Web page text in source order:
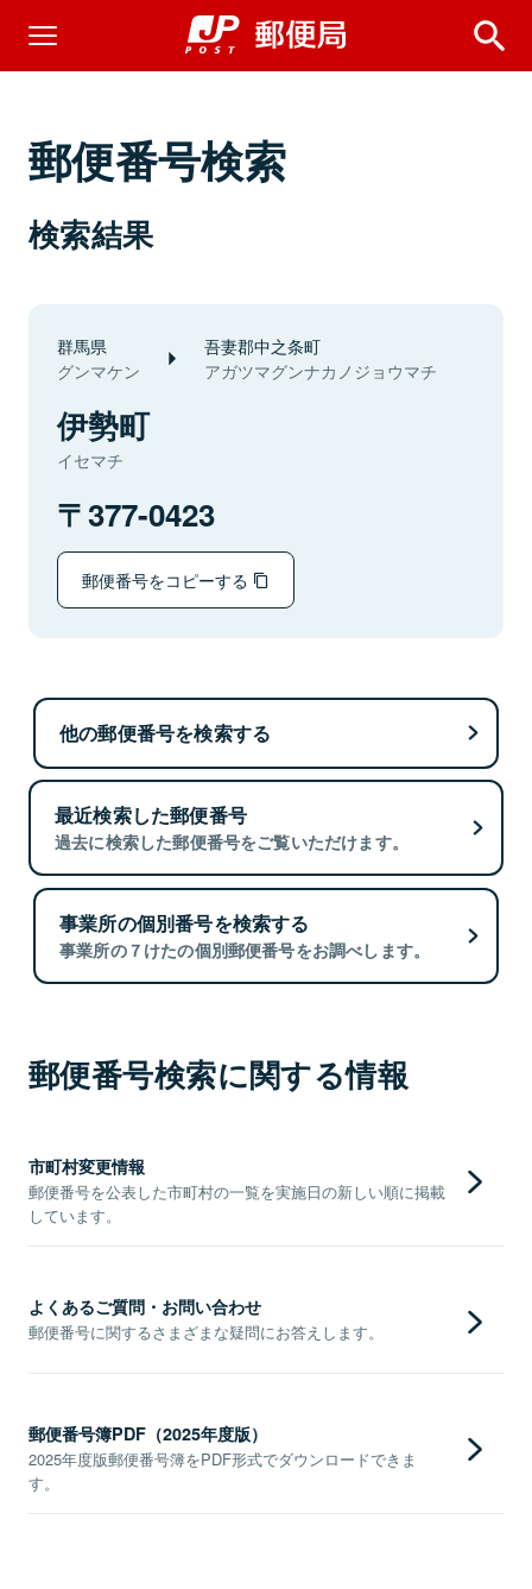
郵便番号検索
検索結果
群馬県
グンマケン
吾妻郡中之条町
アガツマグンナカノジョウマチ
伊勢町
イセマチ
377-0423
郵便番号をコピーする
他の郵便番号を検索する
最近検索した郵便番号
過去に検索した郵便番号をご覧いただけます。
事業所の個別番号を検索する
事業所の７けたの個別郵便番号をお調べします。
郵便番号検索に関する情報
市町村変更情報
郵便番号を公表した市町村の一覧を実施日の新しい順に掲載
しています。
よくあるご質問・お問い合わせ
郵便番号に関するさまざまな疑問にお答えします。
郵便番号簿PDF（2025年度版）
2025年度版郵便番号簿をPDF形式でダウンロードできま
す。